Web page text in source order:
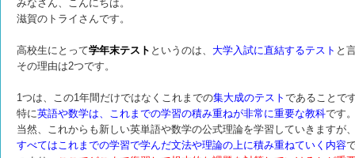
みなさん、こんにちは。
滋賀のトライさんです。
高校生にとって学年末テスト というのは、 大学入試に直結するテスト と
その理由は2つです。
1つは、この1年間だけではなくこれまでの集大成のテスト であることで
特に英語や数学は、これまでの学習の積み重ねが非常に重要な教科です
当然、これからも新しい英単語や数学の公式理論を学習していきますが
すべてはこれまでの学習で学んだ文法や理論の上に積み重ねていく内容